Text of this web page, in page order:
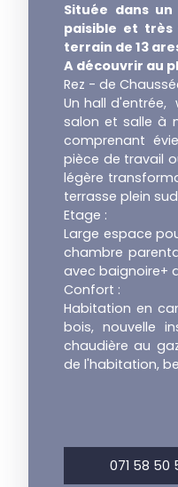
Située dans
paisible et
terrain de 13
A découvrir au
Rez - de
Un hall d'entrée,
salon et salle à
comprenant
pièce de travail
légère
terrasse plein
Etage :
Large espace
chambre
avec baignoire+
Confort :
Habitation en
bois, nouvelle
chaudière au
de l'habitation,
071 58 50